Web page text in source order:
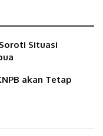
Situasi
akan Tetap